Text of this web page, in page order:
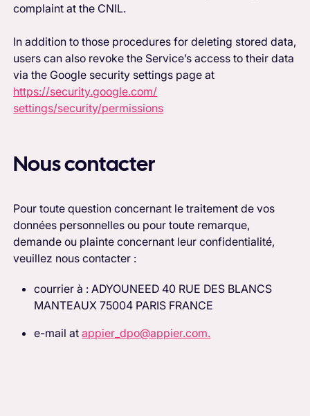
complaint at the CNIL.
In addition to those procedures for deleting stored data,
users can also revoke the Service’s access to their data
via the Google security settings page at
https://security.google.com/
settings/security/permissions
Nous contacter
Pour toute question concernant le traitement de vos
données personnelles ou pour toute remarque,
demande ou plainte concernant leur confidentialité,
veuillez nous contacter :
courrier à : ADYOUNEED 40 RUE DES BLANCS
MANTEAUX 75004 PARIS FRANCE
e-mail atappier_dpo@appier.com.